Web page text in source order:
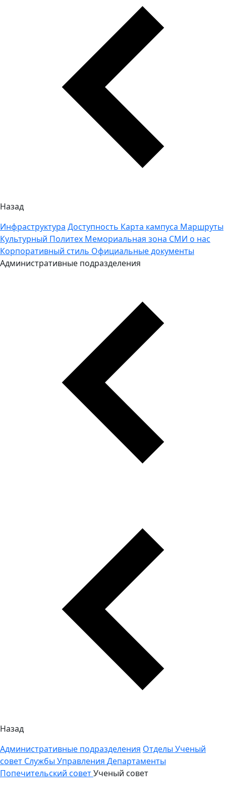
Назад
Инфраструктура Доступность Карта кампуса Маршруты
Культурный Политех Мемориальная зона СМИ о нас
Корпоративный стиль Официальные документы
Административные подразделения
Назад
Административные подразделения Отделы Ученый
совет Службы Управления Департаменты
Попечительский советУченый совет